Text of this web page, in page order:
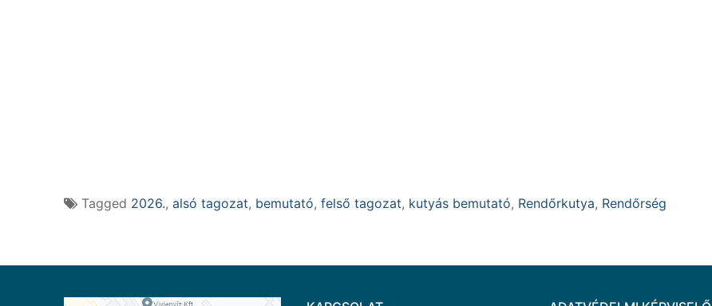
Tagged 2026., alsó tagozat, bemutató, felső tagozat, kutyás bemutató, Rendőrkutya, Rendőrség